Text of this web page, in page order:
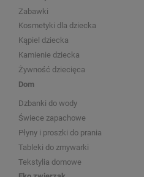
Zabawki
Kosmetyki dla dziecka
Kąpiel dziecka
Kamienie dziecka
Żywność dziecięca
Dom
Dzbanki do wody
Świece zapachowe
Płyny i proszki do prania
Tableki do zmywarki
Tekstylia domowe